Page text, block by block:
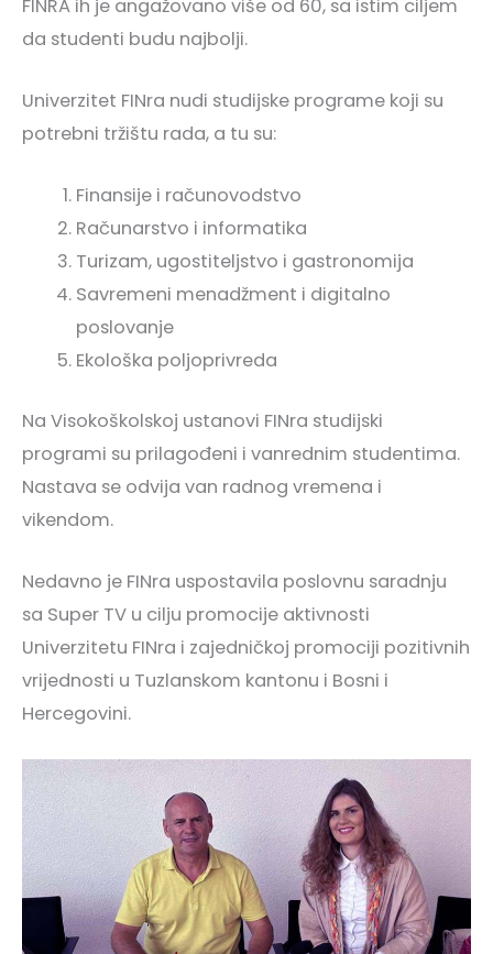
FINRA ih je angažovano više od 60, sa istim ciljem
da studenti budu najbolji.
Univerzitet FINra nudi studijske programe koji su
potrebni tržištu rada, a tu su:
Finansije i računovodstvo
Računarstvo i informatika
Turizam, ugostiteljstvo i gastronomija
Savremeni menadžment i digitalno
poslovanje
Ekološka poljoprivreda
Na Visokoškolskoj ustanovi FINra studijski
programi su prilagođeni i vanrednim studentima.
Nastava se odvija van radnog vremena i
vikendom.
Nedavno je FINra uspostavila poslovnu saradnju
sa Super TV u cilju promocije aktivnosti
Univerzitetu FINra i zajedničkoj promociji pozitivnih
vrijednosti u Tuzlanskom kantonu i Bosni i
Hercegovini.